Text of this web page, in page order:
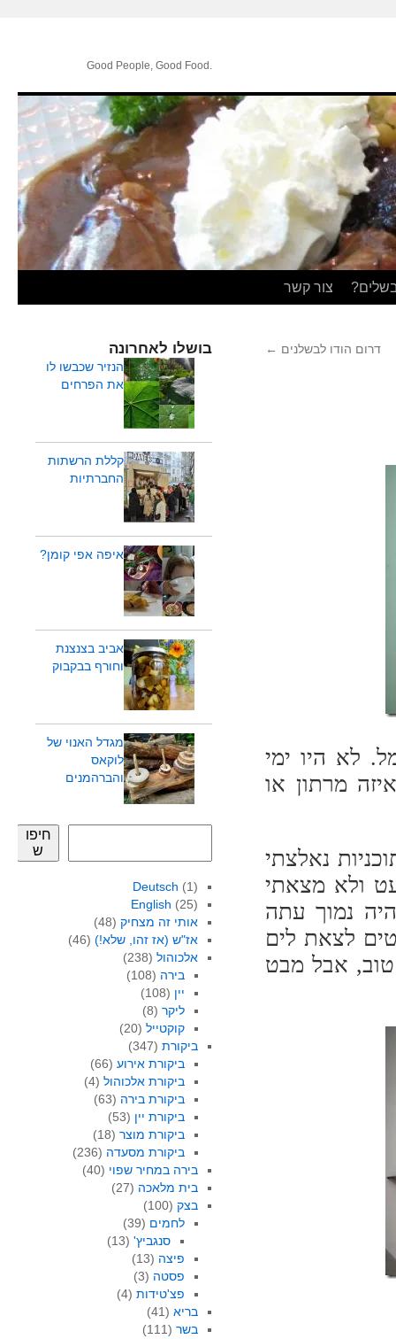
.Good People, Good Food
צור קשר
דרום הודו לבשלנים ←
לא היו ימי
מרתון או
נאלצתי
ולא מצאתי
נמוך עתה
לצאת לים
טוב, אבל מבט
בושלו לאחרונה
הנזיר שכבשו לו
את הפרחים
קללת הרשתות
החברתיות
איפה אפי קומן?
אביב בצנצנת
וחורף בבקבוק
מגדל האנוי של
לוקאס
והברהמנים
חיפו
ש
Deutsch (1)
English (25)
אותי זה מצחיק(48)
אז"ש (אז זהו, שלא!)(46)
אלכוהול(238)
בירה (108)
יין (108)
ליקר (8)
קוקטייל (20)
ביקורת(347)
ביקורת אירוע (66)
ביקורת אלכוהול (4)
ביקורת בירה (63)
ביקורת יין (53)
ביקורת מוצר (18)
ביקורת מסעדה (236)
בירה במחיר שפוי (40)
בית מלאכה (27)
בצק(100)
לחמים (39)
סנגביץ'(13)
פיצה (13)
פסטה (3)
פצ'טידות (4)
בריא(41)
בשר(111)